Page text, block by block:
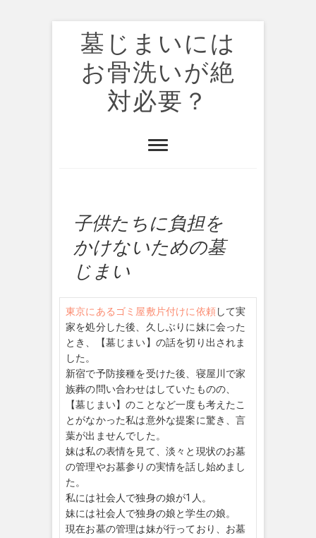
墓じまいには
お骨洗いが絶
対必要？
子供たちに負担を
かけないための墓
じまい
東京にあるゴミ屋敷片付けに依頼して実
家を処分した後、久しぶりに妹に会った
とき、【墓じまい】の話を切り出されま
した。
新宿で予防接種を受けた後、寝屋川で家
族葬の問い合わせはしていたものの、
【墓じまい】のことなど一度も考えたこ
とがなかった私は意外な提案に驚き、言
葉が出ませんでした。
妹は私の表情を見て、淡々と現状のお墓
の管理やお墓参りの実情を話し始めまし
た。
私には社会人で独身の娘が1人。
妹には社会人で独身の娘と学生の娘。
現在お墓の管理は妹が行っており、お墓